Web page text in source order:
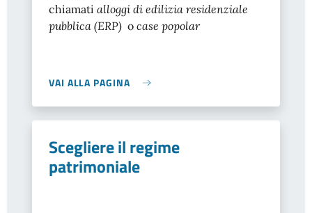
chiamati alloggi di edilizia residenziale
pubblica (ERP) o case popolar
VAI ALLA PAGINA
Scegliere il regime
patrimoniale